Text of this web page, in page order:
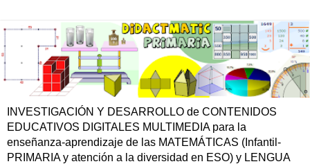
INVESTIGACIÓN Y DESARROLLO de CONTENIDOS
EDUCATIVOS DIGITALES MULTIMEDIA para la
enseñanza-aprendizaje de las MATEMÁTICAS (Infantil-
PRIMARIA y atención a la diversidad en ESO) y LENGUA